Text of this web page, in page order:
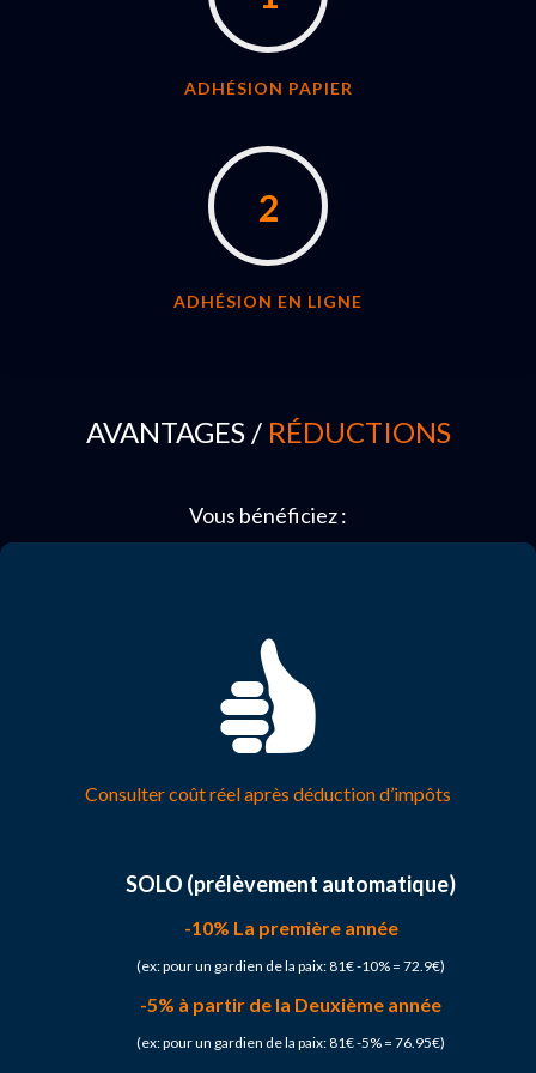
ADHÉSION PAPIER
2
ADHÉSION EN LIGNE
AVANTAGES / RÉDUCTIONS
Vous bénéficiez :
Consulter coût réel après déduction d’impôts
SOLO (prélèvement automatique)
-10% La première année
(ex: pour un gardien de la paix: 81€ -10% = 72.9€)
-5% à partir de la Deuxième année
(ex: pour un gardien de la paix: 81€ -5% = 76.95€)